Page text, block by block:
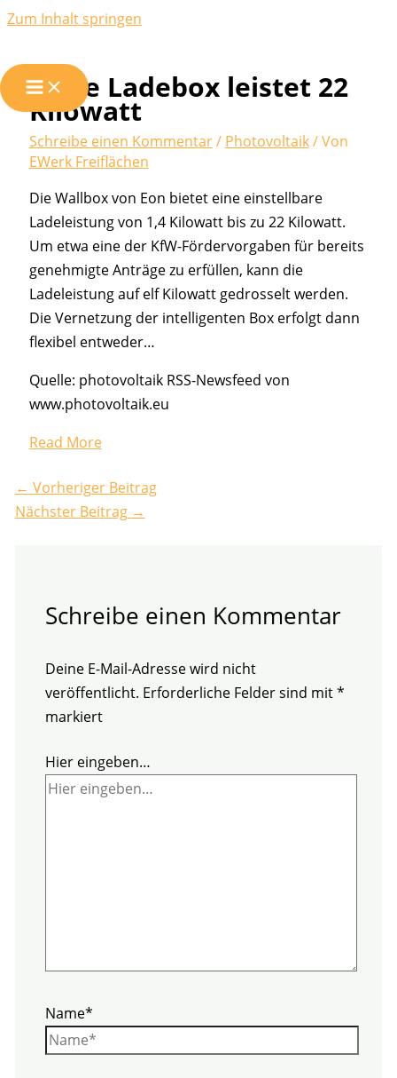
Zum Inhalt springen
Neue Ladebox leistet 22
Kilowatt
Schreibe einen Kommentar/ Photovoltaik/ Von
EWerk Freiflächen
Die Wallbox von Eon bietet eine einstellbare
Ladeleistung von 1,4 Kilowatt bis zu 22 Kilowatt.
Um etwa eine der KfW-Fördervorgaben für bereits
genehmigte Anträge zu erfüllen, kann die
Ladeleistung auf elf Kilowatt gedrosselt werden.
Die Vernetzung der intelligenten Box erfolgt dann
flexibel entweder…
Quelle: photovoltaik RSS-Newsfeed von
www.photovoltaik.eu
Read More
← Vorheriger Beitrag
Nächster Beitrag →
Schreibe einen Kommentar
Deine E-Mail-Adresse wird nicht
veröffentlicht. Erforderliche Felder sind mit*
markiert
Hier eingeben…
Name*